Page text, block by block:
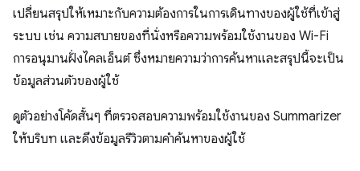
เปลี่ยนสรุปให้เหมาะกับความต้องการในการเดินทางของผู้ใช้ที่เข้าสู่
ระบบ เช่น ความสบายของที่นั่งหรือความพร้อมใช้งานของ Wi-Fi
การอนุมานฝั่งไคลเอ็นต์ ซึ่งหมายความว่าการค้นหาและสรุปนี้จะเป็น
ข้อมูลส่วนตัวของผู้ใช้
ดูตัวอย่างโค้ดสั้นๆ ที่ตรวจสอบความพร้อมใช้งานของ Summarizer
ให้บริบท และดึงข้อมูลรีวิวตามคำค้นหาของผู้ใช้